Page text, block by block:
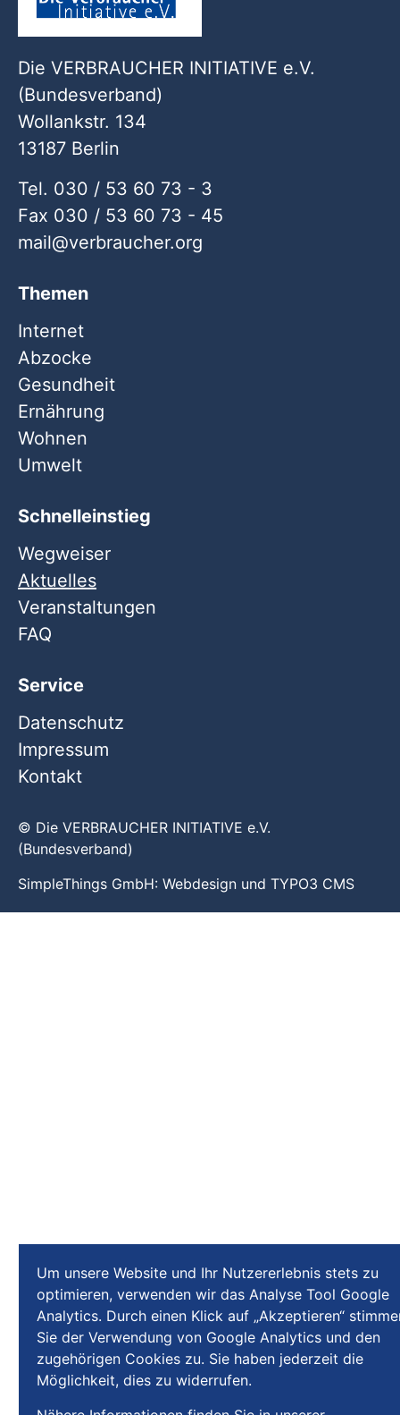
Die VERBRAUCHER INITIATIVE e.V.
(Bundesverband)
Wollankstr. 134
13187 Berlin
Tel. 030 / 53 60 73 - 3
Fax 030 / 53 60 73 - 45
mail
verbraucher org
Themen
Internet
Abzocke
Gesundheit
Ernährung
Wohnen
Umwelt
Schnelleinstieg
Wegweiser
Aktuelles
Veranstaltungen
FAQ
Service
Datenschutz
Impressum
Kontakt
© Die VERBRAUCHER INITIATIVE e.V.
(Bundesverband)
SimpleThings GmbH: Webdesign und TYPO3 CMS
Um unsere Website und Ihr Nutzererlebnis stets zu
optimieren, verwenden wir das Analyse Tool Google
Analytics. Durch einen Klick auf „Akzeptieren“
Sie der Verwendung von Google Analytics und den
zugehörigen Cookies zu. Sie haben jederzeit die
Möglichkeit, dies zu widerrufen.